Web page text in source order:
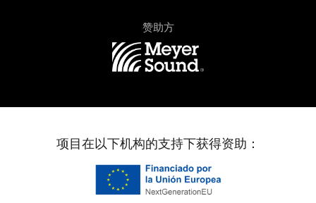
赞助方
项目在以下机构的支持下获得资助：